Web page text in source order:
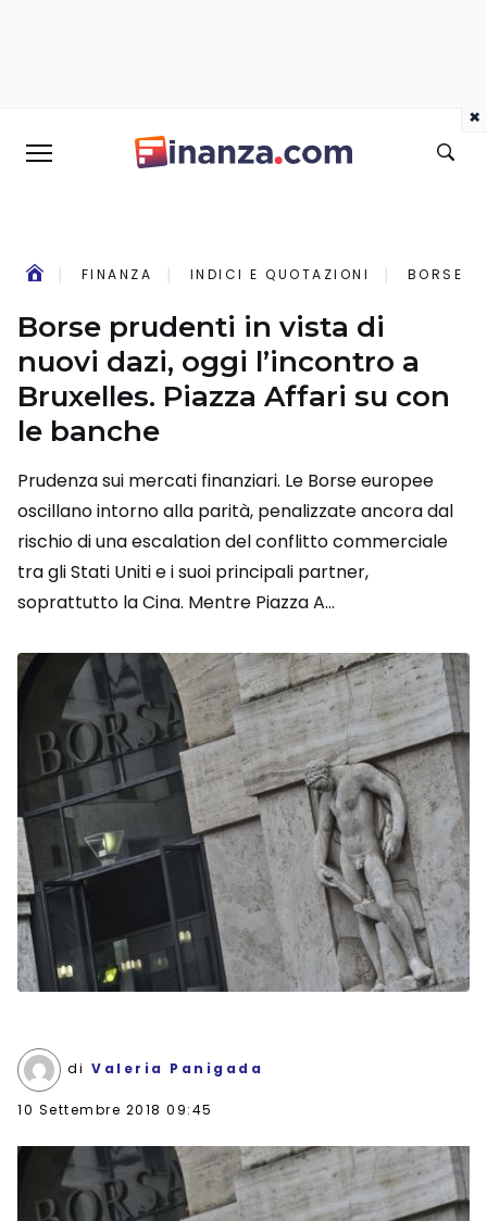
FINANZA INDICI E QUOTAZIONI BORSE
Borse prudenti in vista di
nuovi dazi, oggi l’incontro a
Bruxelles. Piazza Affari su con
le banche
Prudenza sui mercati finanziari. Le Borse europee
oscillano intorno alla parità, penalizzate ancora dal
rischio di una escalation del conflitto commerciale
tra gli Stati Uniti e i suoi principali partner,
soprattutto la Cina. Mentre Piazza A...
di Valeria Panigada
10 Settembre 2018 09:45
×